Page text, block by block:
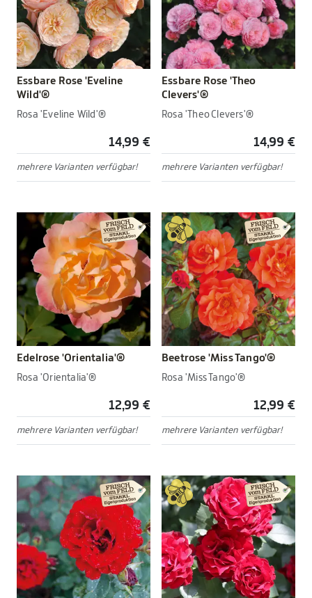
Essbare Rose 'Eveline
Wild'®
Rosa 'Eveline Wild'®
14,99 €
mehrere Varianten verfügbar!
Essbare Rose 'Theo
Clevers'®
Rosa 'Theo Clevers'®
14,99 €
mehrere Varianten verfügbar!
Edelrose 'Orientalia'®
Rosa 'Orientalia'®
12,99 €
mehrere Varianten verfügbar!
Beetrose 'Miss Tango'®
Rosa 'Miss Tango'®
12,99 €
mehrere Varianten verfügbar!